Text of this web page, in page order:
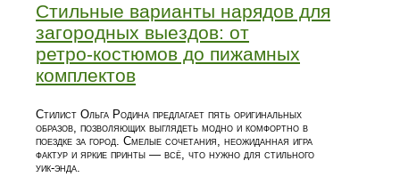
Стильные варианты нарядов для
загородных выездов: от
ретро‑костюмов до пижамных
комплектов
Стилист Ольга Родина предлагает пять оригинальных
образов, позволяющих выглядеть модно и комфортно в
поездке за город. Смелые сочетания, неожиданная игра
фактур и яркие принты — всё, что нужно для стильного
уик‑энда.